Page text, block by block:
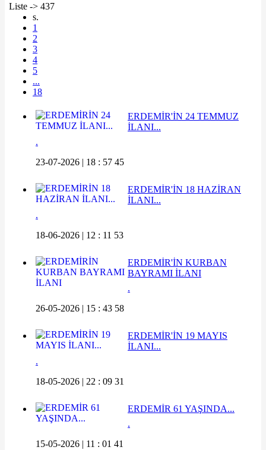
Liste -> 437
s.
1
2
3
4
5
...
18
ERDEMİR'İN 24 TEMMUZ
İLANI...
.
23-07-2026 | 18 : 57 45
ERDEMİR'İN 18 HAZİRAN
İLANI...
.
18-06-2026 | 12 : 11 53
ERDEMİR'İN KURBAN
BAYRAMI İLANI
.
26-05-2026 | 15 : 43 58
ERDEMİR'İN 19 MAYIS
İLANI...
.
18-05-2026 | 22 : 09 31
ERDEMİR 61 YAŞINDA...
.
15-05-2026 | 11 : 01 41